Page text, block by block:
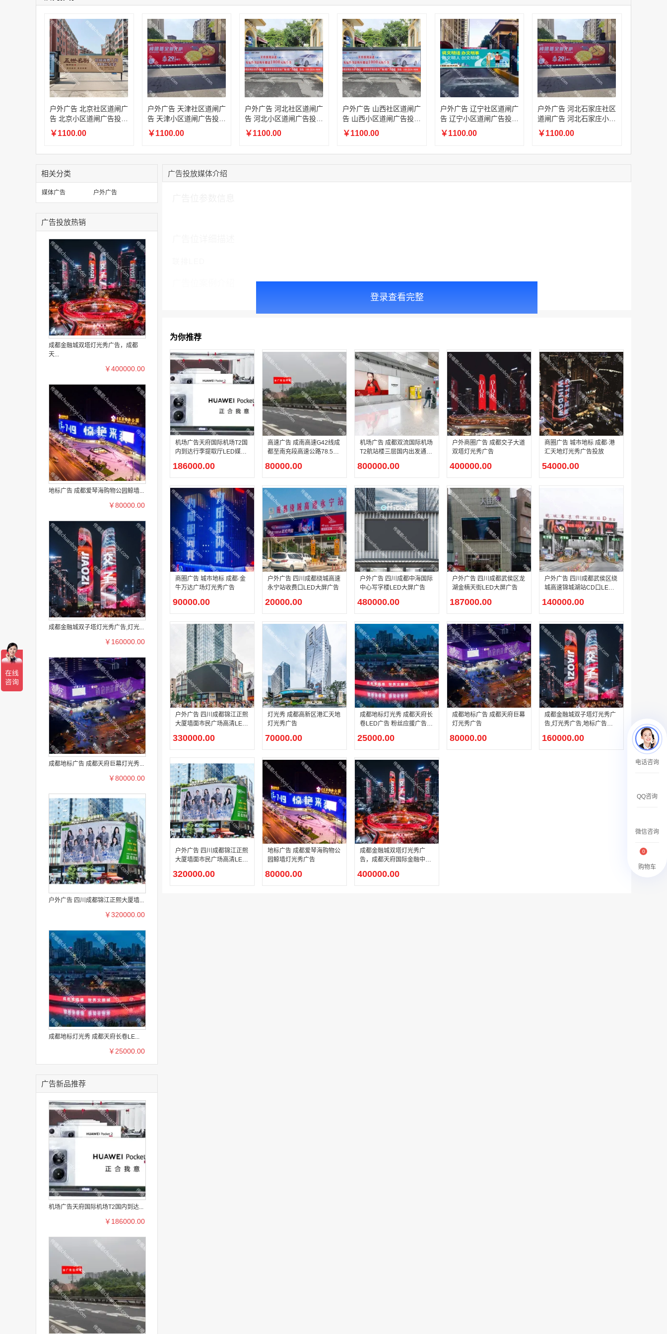
03:20:56 156****3374 联系了该媒体所在商家
13:59:39 189****2617 联系了该媒体所在商家
12:40:20 177****7961 联系了该媒体所在商家
16:12:36 181****8167 联系了该媒体所在商家
16:16:44 181****0078 联系了该媒体所在商家
13:50:54 192****2334 联系了该媒体所在商家
￥27600.00
香港双层巴士车身广告（含车顶）
￥77000.00
￥1100.00
香港有轨双层旅游巴士车身广告
￥25300.00
香港签名广告有轨双层巴士车身广告
￥27600.00
户外广告 北京社区道闸广
告 北京小区道闸广告投放
价格
￥1100.00
户外广告 天津社区道闸广
告 天津小区道闸广告投放
价格
￥1100.00
户外广告 河北社区道闸广
告 河北小区道闸广告投放
价格
￥1100.00
户外广告 山西社区道闸广
告 山西小区道闸广告投放
价格
￥1100.00
户外广告 辽宁社区道闸广
告 辽宁小区道闸广告投放
价格
￥1100.00
户外广告 河北石家庄社区
道闸广告 河北石家庄小区
道闸广告投放价格
￥1100.00
相关分类
媒体广告 户外广告
广告投放热销
成都金融城双塔灯光秀广告，成都
天...
￥400000.00
地标广告 成都爱琴海购物公园鲸墙...
￥80000.00
成都金融城双子塔灯光秀广告,灯光...
￥160000.00
成都地标广告 成都天府巨幕灯光秀...
￥80000.00
户外广告 四川成都锦江正熙大厦墙...
￥320000.00
成都地标灯光秀 成都天府长卷LE...
￥25000.00
广告新品推荐
机场广告天府国际机场T2国内到达...
￥186000.00
广告投放媒体介绍
登录查看完整
为你推荐
机场广告天府国际机场T2国
内到达行李提取厅LED媒体
186000.00
高速广告 成南高速G42线成
都至南充段高速公路78.5K
80000.00
机场广告 成都双流国际机场
T2航站楼三层国内出发通廊
800000.00
户外商圈广告 成都交子大道
双塔灯光秀广告
400000.00
商圈广告 城市地标 成都·港
汇天地灯光秀广告投放
54000.00
商圈广告 城市地标 成都·金
牛万达广场灯光秀广告
90000.00
户外广告 四川成都绕城高速
永宁站收费口LED大屏广告
20000.00
户外广告 四川成都中海国际
中心写字楼LED大屏广告
480000.00
户外广告 四川成都武侯区龙
湖金楠天街LED大屏广告
187000.00
户外广告 四川成都武侯区绕
城高速锦城湖站CD口LED
140000.00
户外广告 四川成都锦江正熙
大厦墙面市民广场高清LED
330000.00
灯光秀 成都高新区港汇天地
灯光秀广告
70000.00
成都地标灯光秀 成都天府长
卷LED广告 粉丝应援广告投
25000.00
成都地标广告 成都天府巨幕
灯光秀广告
80000.00
成都金融城双子塔灯光秀广
告,灯光秀广告,地标广告投
160000.00
户外广告 四川成都锦江正熙
大厦墙面市民广场高清LED
320000.00
地标广告 成都爱琴海购物公
园鲸墙灯光秀广告
80000.00
成都金融城双塔灯光秀广
告，成都天府国际金融中心
400000.00
电话咨询
QQ咨询
微信咨询
购物车
0